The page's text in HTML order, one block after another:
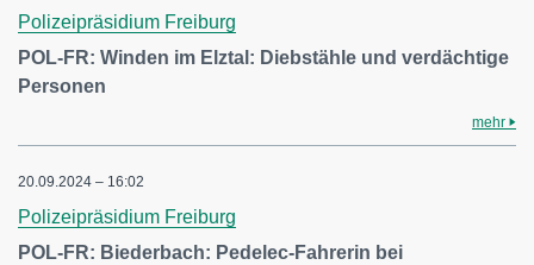
Polizeipräsidium Freiburg
POL-FR: Winden im Elztal: Diebstähle und verdächtige
Personen
mehr
20.09.2024 – 16:02
Polizeipräsidium Freiburg
POL-FR: Biederbach: Pedelec-Fahrerin bei